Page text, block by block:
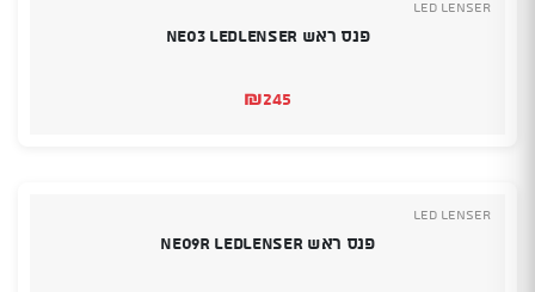
Led Lenser
פנס ראש NEO3 LEDLENSER
₪245
Led Lenser
פנס ראש NEO9R LEDLENSER